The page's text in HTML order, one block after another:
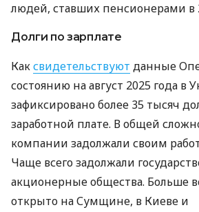
людей, ставших пенсионерами в
Долги по зарплате
Каксвидетельствуют данные
состоянию на август 2025 года в
зафиксировано более 35 тысяч
заработной плате. В общей
компании задолжали своим
Чаще всего задолжали
акционерные общества. Больше
открыто на Сумщине, в Киеве и